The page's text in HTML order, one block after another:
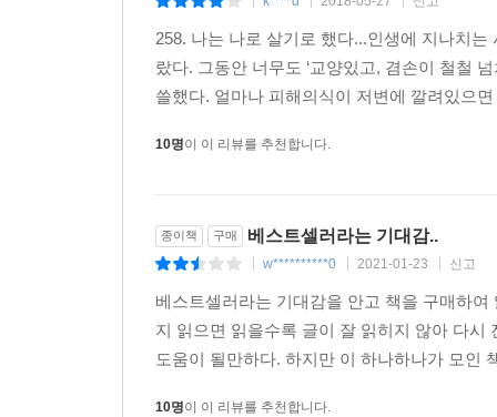
당신이 조금은 자유로워졌기를 바란다
우리에게 건투를 빈다
해줄 수 있을까. 다 이렇게 살고 있으니 유난
밥벌이 때문에 참는 ‘을’이 된 것에 자책하지
부끄러워하지 말자. 누구나 어린 시절엔 지구
정의로운 사람으로 살아갈 줄 알았다. 그러나
모습의 어른은 아니지만, 우리는 우리 자신을 똑
통해 모든 인생에 건투를 빈다!
258. 나는 나로 살기로 했다...인생에 지나치는
랐다. 그동안 너무도 ‘교양있고, 겸손이 철철
쓸했다. 얼마나 피해의식이 저변에 깔려있으
10명이 이 리뷰를 추천합니다.
종이책 구매 베스트셀러라는 기대감..
w**********0 2021-01-23 신고
베스트셀러라는 기대감을 안고 책을 구매하
지 읽으면 읽을수록 글이 잘 읽히지 않아 다
도움이 될만하다. 하지만 이 하나하나가 모인
10명이 이 리뷰를 추천합니다.